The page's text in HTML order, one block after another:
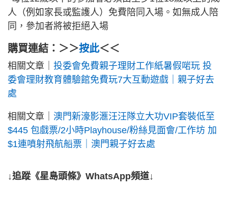
人（例如家長或監護人）免費陪同入場。如無成人陪
同，參加者將被拒絕入場
購買連結：＞＞按此＜＜
相關文章｜ 投委會免費親子理財工作紙暑假啱玩 投
委會理財教育體驗館免費玩7大互動遊戲｜親子好去
處
相關文章｜ 澳門新濠影滙汪汪隊立大功VIP套裝低至
$445 包戲票/2小時Playhouse/粉絲見面會/工作坊 加
$1連噴射飛航船票｜澳門親子好去處
↓追蹤《星島頭條》WhatsApp頻道↓